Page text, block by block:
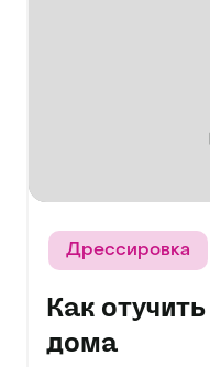
Дрессировка
Как
дома